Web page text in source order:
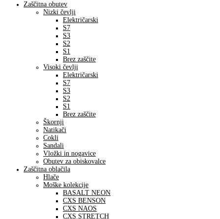
Zaščitna obutev
Nizki čevlji
Električarski
S7
S3
S2
S1
Brez zaščite
Visoki čevlji
Električarski
S7
S3
S2
S1
Brez zaščite
Škornji
Natikači
Cokli
Sandali
Vložki in nogavice
Obutev za obiskovalce
Zaščitna oblačila
Hlače
Moške kolekcije
BASALT NEON
CXS BENSON
CXS NAOS
CXS STRETCH